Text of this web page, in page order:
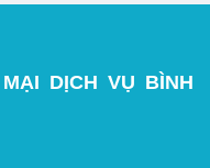
DỊCH VỤ BÌNH